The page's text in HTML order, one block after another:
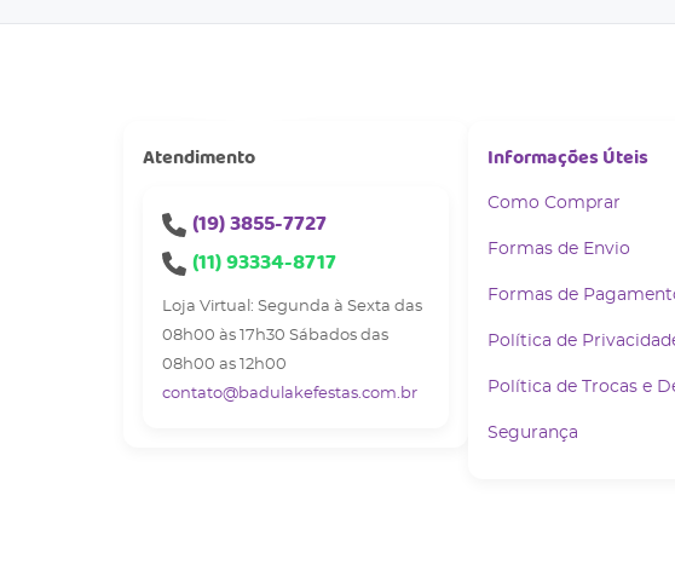
Atendimento
(19)3855-7727
(11)93334-8717
Loja Virtual: Segunda à Sexta das
08h00 às 17h30 Sábados das
08h00 as 12h00
contato@badulakefestas.com.br
Informações Úteis
Como Comprar
Formas de Envio
Formas de
Política de
Política de Trocas e
Segurança